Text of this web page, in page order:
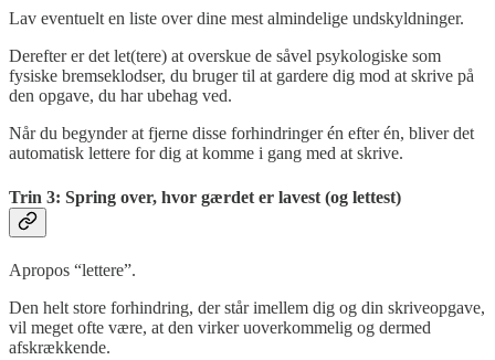
Lav eventuelt en liste over dine mest almindelige undskyldninger.
Derefter er det let(tere) at overskue de såvel psykologiske som
fysiske bremseklodser, du bruger til at gardere dig mod at skrive på
den opgave, du har ubehag ved.
Når du begynder at fjerne disse forhindringer én efter én, bliver det
automatisk lettere for dig at komme i gang med at skrive.
Trin 3: Spring over, hvor gærdet er lavest (og lettest)
Apropos “lettere”.
Den helt store forhindring, der står imellem dig og din skriveopgave,
vil meget ofte være, at den virker uoverkommelig og dermed
afskrækkende.